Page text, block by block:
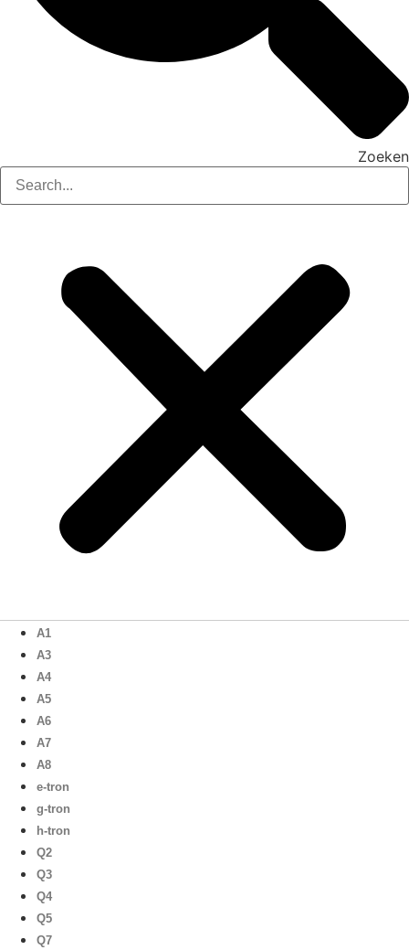
Zoeken
A1
A3
A4
A5
A6
A7
A8
e-tron
g-tron
h-tron
Q2
Q3
Q4
Q5
Q7